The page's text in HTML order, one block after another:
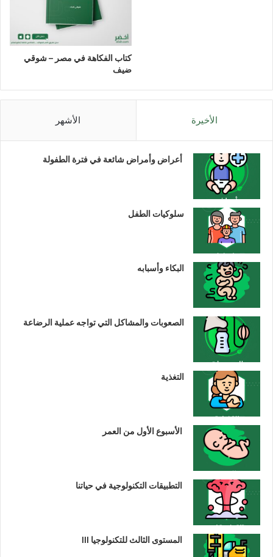
كتاب الفكاهة في مصر – شوقي
ضيف
الأخيرة الأشهر
أعراض وأمراض شائعة في فترة الطفولة
سلوكيات الطفل
البكاء وأسبابه
الصعوبات والمشاكل التي تواجه عملية الرضاعة
التغذية
الأسبوع الأول من العمر
التطبيقات التكنولوجية في حياتنا
المستوى الثالث للتكنولوجيا III